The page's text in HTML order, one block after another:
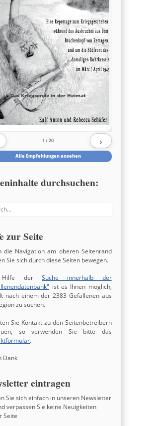
Das Kriegsende in der Heimat
1 / 20 ›
Alle Empfehlungen ansehen
durchsuchen:
zur Seite
die Navigation am oberen Seitenrand
Sie sich durch diese Seiten bewegen.
Hilfe derSuche innerhalb der
ist es Ihnen möglich,
nach einem der 2383 Gefallenen aus
zu suchen.
Sie Kontakt zu den Seitenbetreibern
so verwenden Sie bitte das
.
Dank
eintragen
Sie sich einfach in unseren Newsletter
verpassen Sie keine Neuigkeiten
Seite